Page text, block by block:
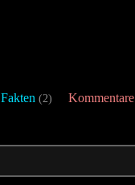
Fakten (2) Kommentare